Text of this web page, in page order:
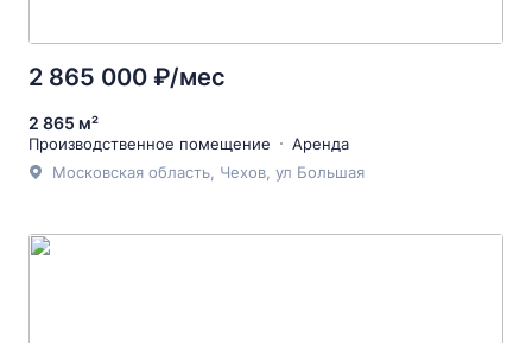
2 865 000 ₽/мес
2 865 м²
Производственное помещение
Аренда
Московская область, Чехов, ул Большая